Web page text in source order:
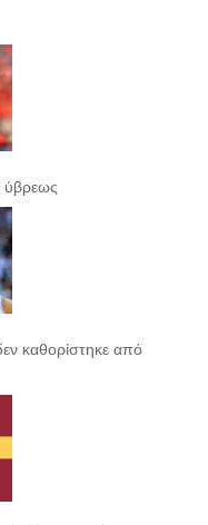
ύβρεως
καθορίστηκε από